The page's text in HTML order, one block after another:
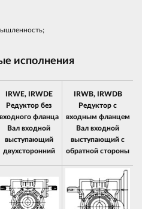
исполнения
IRWE, IRWDE
Редуктор без
входного фланца
Вал входной
выступающий
двухсторонний
IRWB, IRWDB
Редуктор с
входным фланцем
Вал входной
выступающий с
обратной стороны